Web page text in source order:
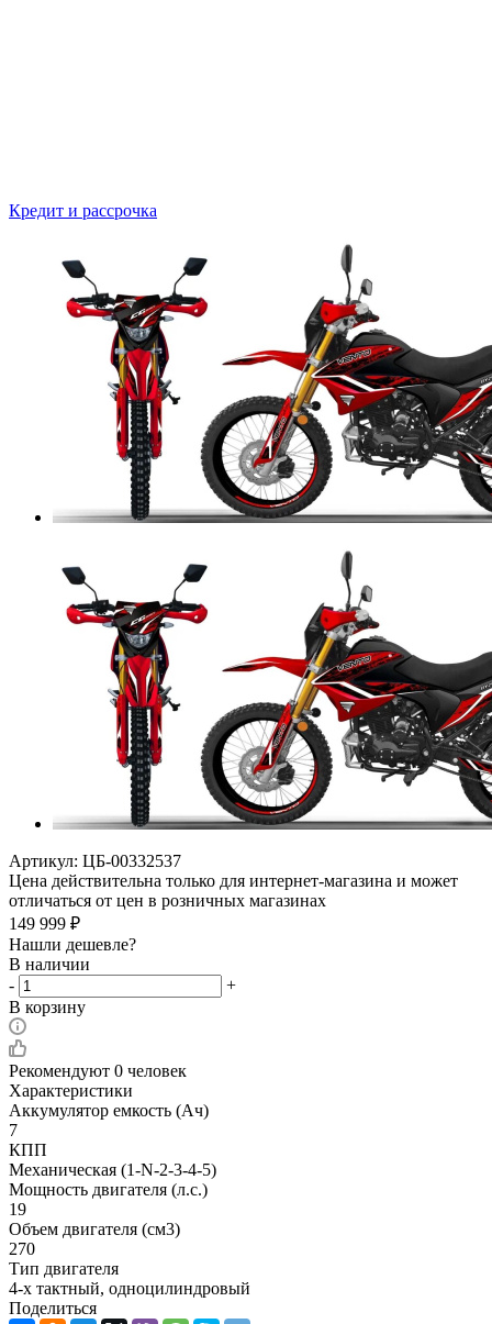
Кредит и рассрочка
Артикул: ЦБ-00332537
Цена действительна только для интернет-магазина и может
отличаться от цен в розничных магазинах
149 999 ₽
Нашли дешевле?
В наличии
-
+
В корзину
Рекомендуют 0 человек
Характеристики
Аккумулятор емкость (Ач)
7
КПП
Механическая (1-N-2-3-4-5)
Мощность двигателя (л.с.)
19
Объем двигателя (см3)
270
Тип двигателя
4-х тактный, одноцилиндровый
Поделиться